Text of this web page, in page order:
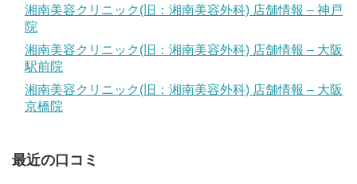
湘南美容クリニック(旧：湘南美容外科) 店舗情報 – 神戸
院
湘南美容クリニック(旧：湘南美容外科) 店舗情報 – 大阪
駅前院
湘南美容クリニック(旧：湘南美容外科) 店舗情報 – 大阪
京橋院
最近の口コミ